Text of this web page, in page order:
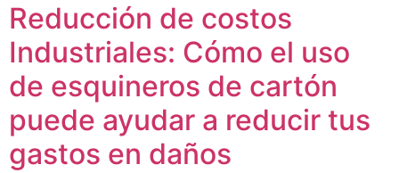
Reducción de costos
Industriales: Cómo el uso
de esquineros de cartón
puede ayudar a reducir tus
gastos en daños